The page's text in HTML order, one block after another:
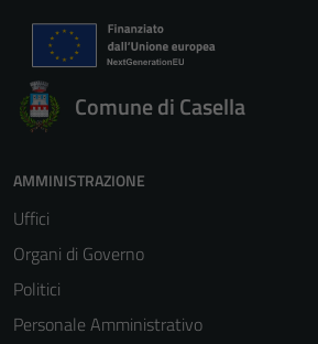
Comune di Casella
AMMINISTRAZIONE
Uffici
Organi di Governo
Politici
Personale Amministrativo